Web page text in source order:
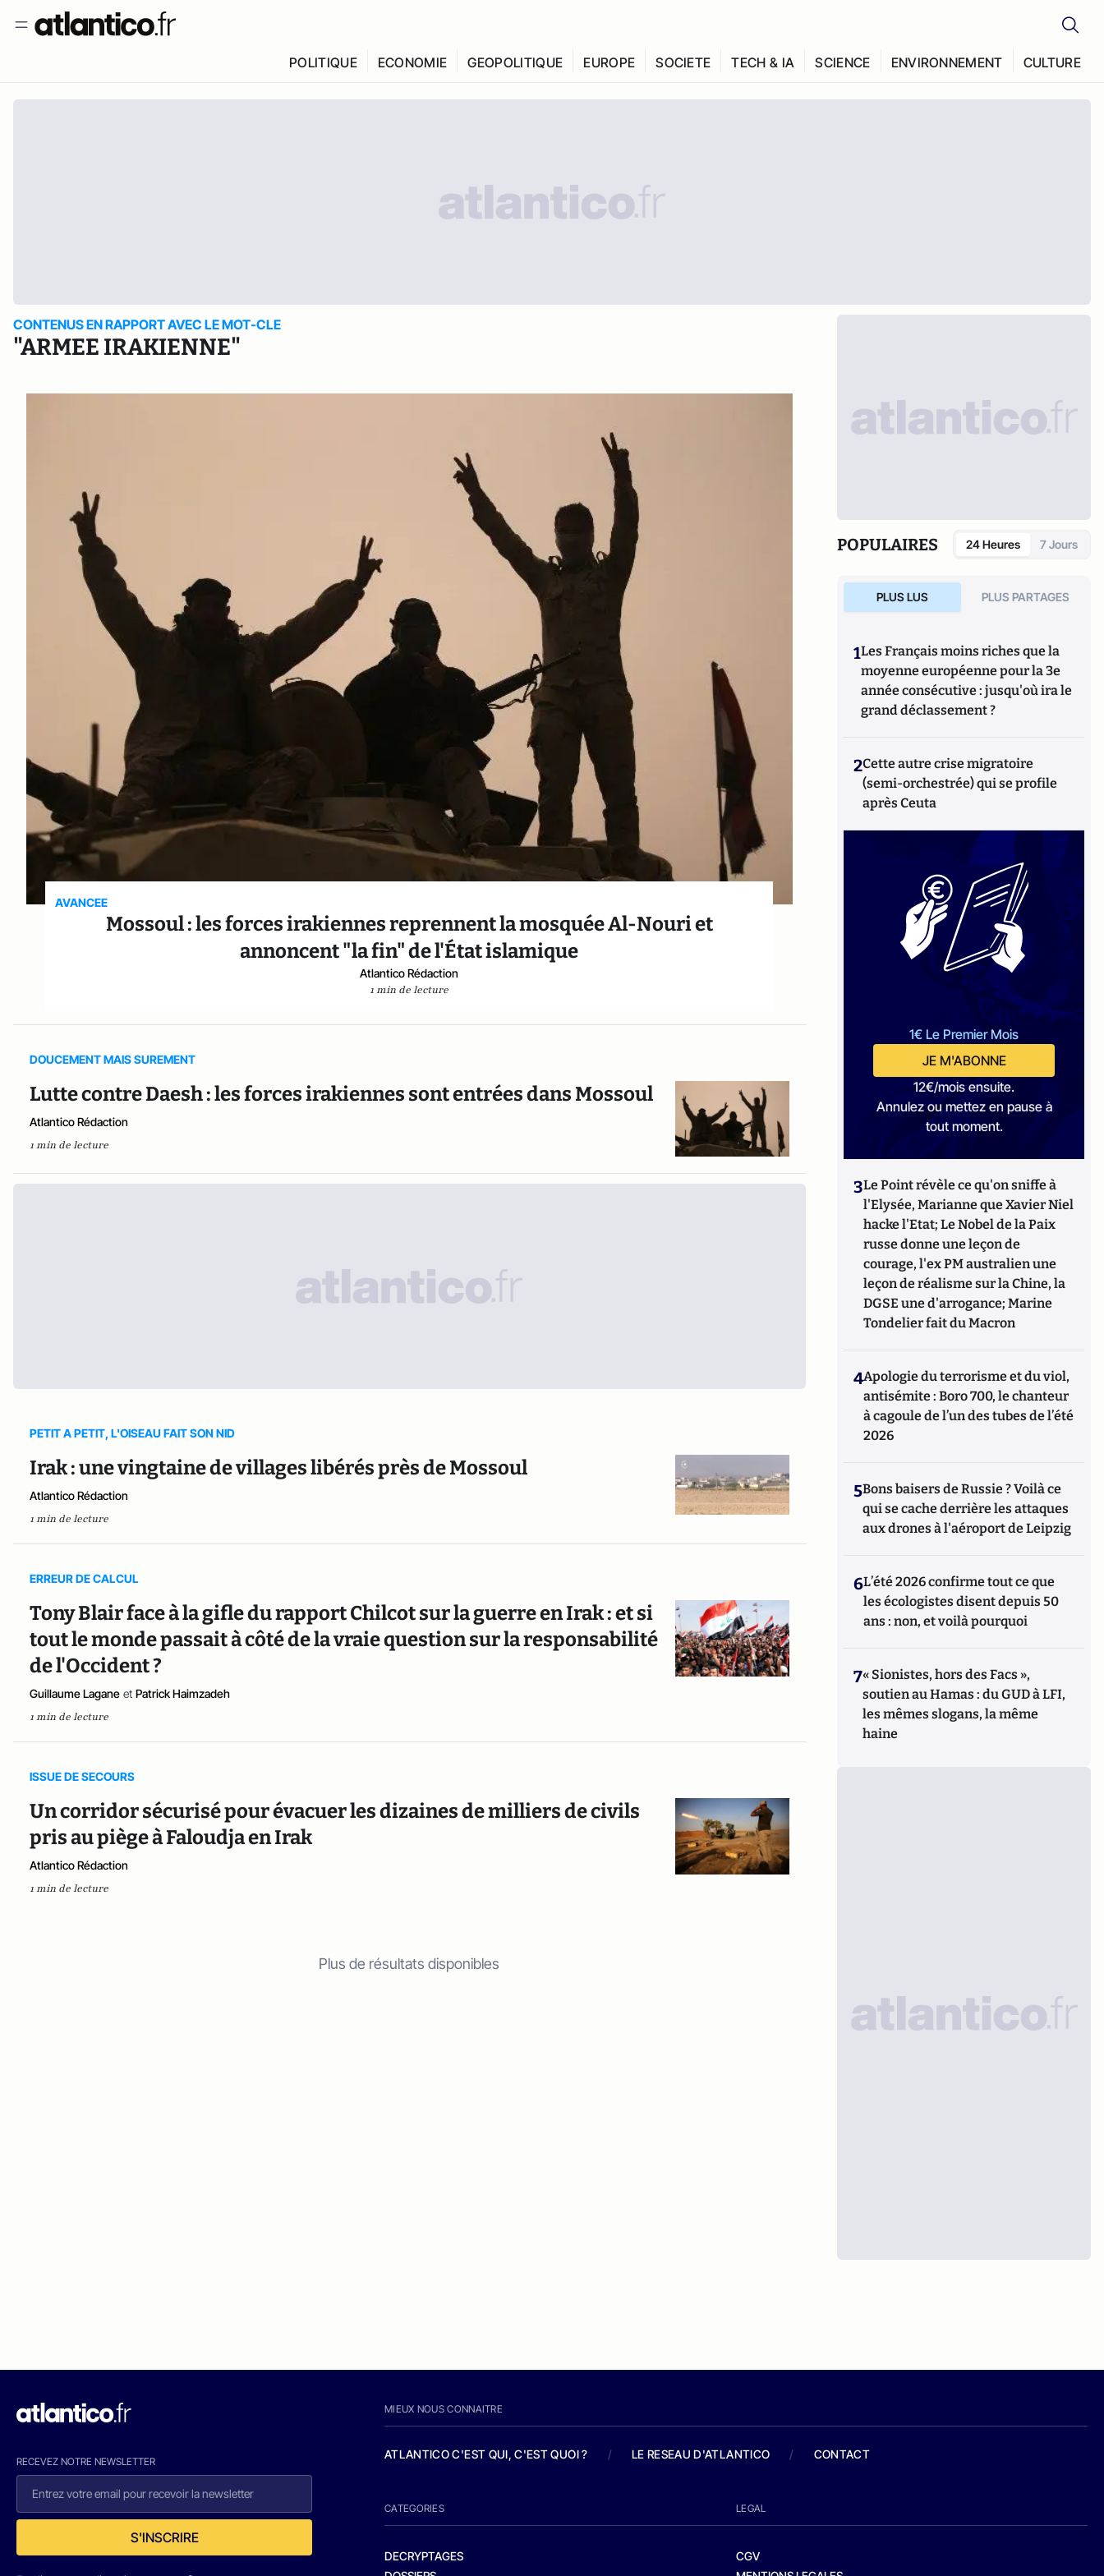
POLITIQUE ECONOMIE GEOPOLITIQUE EUROPE SOCIETE TECH & IA SCIENCE ENVIRONNEMENT CULTURE
CONTENUS EN RAPPORT AVEC LE MOT-CLE
"ARMEE IRAKIENNE"
AVANCEE
Mossoul : les forces irakiennes reprennent la mosquée Al-Nouri et
annoncent "la fin" de l'État islamique
Atlantico Rédaction
1 min de lecture
DOUCEMENT MAIS SUREMENT
Lutte contre Daesh : les forces irakiennes sont entrées dans Mossoul
Atlantico Rédaction
1 min de lecture
PETIT A PETIT, L'OISEAU FAIT SON NID
Irak : une vingtaine de villages libérés près de Mossoul
Atlantico Rédaction
1 min de lecture
ERREUR DE CALCUL
Tony Blair face à la gifle du rapport Chilcot sur la guerre en Irak : et si
tout le monde passait à côté de la vraie question sur la responsabilité
de l'Occident ?
Guillaume Lagane et Patrick Haimzadeh
1 min de lecture
ISSUE DE SECOURS
Un corridor sécurisé pour évacuer les dizaines de milliers de civils
pris au piège à Faloudja en Irak
Atlantico Rédaction
1 min de lecture
Plus de résultats disponibles
POPULAIRES 24 Heures 7 Jours
PLUS LUS PLUS PARTAGES
1Les Français moins riches que la
moyenne européenne pour la 3e
année consécutive : jusqu'où ira le
grand déclassement ?
2Cette autre crise migratoire
(semi-orchestrée) qui se profile
après Ceuta
1€ Le Premier Mois
JE M'ABONNE
12€/mois ensuite.
Annulez ou mettez en pause à
tout moment.
3Le Point révèle ce qu'on sniffe à
l'Elysée, Marianne que Xavier Niel
hacke l'Etat; Le Nobel de la Paix
russe donne une leçon de
courage, l'ex PM australien une
leçon de réalisme sur la Chine, la
DGSE une d'arrogance; Marine
Tondelier fait du Macron
4Apologie du terrorisme et du viol,
antisémite : Boro 700, le chanteur
à cagoule de l’un des tubes de l’été
2026
5Bons baisers de Russie ? Voilà ce
qui se cache derrière les attaques
aux drones à l'aéroport de Leipzig
6L’été 2026 confirme tout ce que
les écologistes disent depuis 50
ans : non, et voilà pourquoi
7« Sionistes, hors des Facs »,
soutien au Hamas : du GUD à LFI,
les mêmes slogans, la même
haine
RECEVEZ NOTRE NEWSLETTER
S'INSCRIRE
MIEUX NOUS CONNAITRE
ATLANTICO C'EST QUI, C'EST QUOI ? / LE RESEAU D'ATLANTICO / CONTACT
CATEGORIES
DECRYPTAGES
LEGAL
CGV